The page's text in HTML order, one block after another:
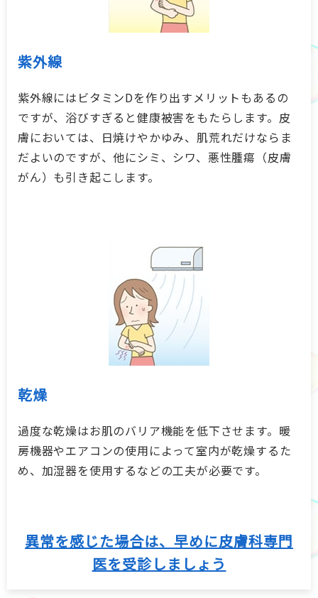
紫外線
紫外線にはビタミンDを作り出すメリットもあるの
ですが、浴びすぎると健康被害をもたらします。皮
膚においては、日焼けやかゆみ、肌荒れだけならま
だよいのですが、他にシミ、シワ、悪性腫瘍（皮膚
がん）も引き起こします。
乾燥
過度な乾燥はお肌のバリア機能を低下させます。暖
房機器やエアコンの使用によって室内が乾燥するた
め、加湿器を使用するなどの工夫が必要です。
異常を感じた場合は、早めに皮膚科専門
医を受診しましょう